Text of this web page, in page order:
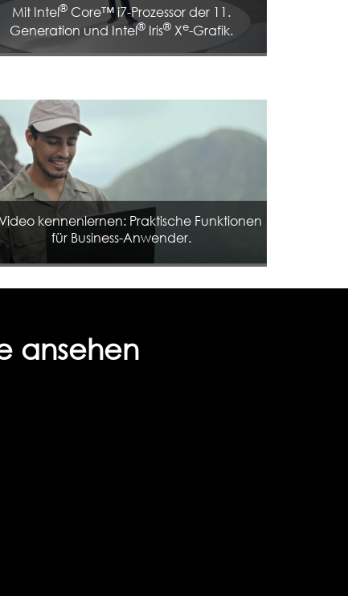
Mit Intel®Core™ i7-Prozessor der 11.
Generation und Intel®Iris®Xe-Grafik.
kennenlernen: Praktische Funktionen
für Business-Anwender.
ansehen